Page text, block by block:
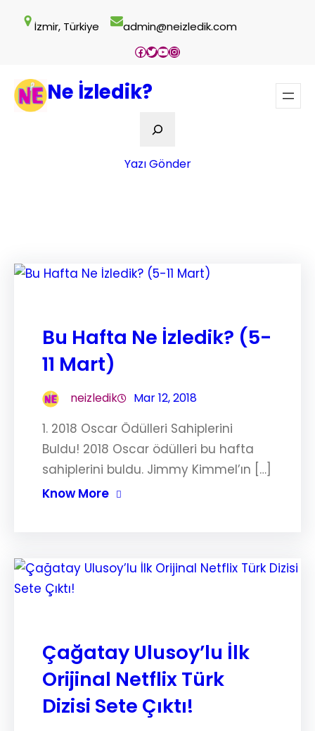
İzmir, Türkiye admin@neizledik.com
Facebook
Twitter
YouTube
Instagram
Ne İzledik?
Ara
Yazı Gönder
Bu Hafta Ne İzledik? (5-
11 Mart)
neizledik Mar 12, 2018
1. 2018 Oscar Ödülleri Sahiplerini
Buldu! 2018 Oscar ödülleri bu hafta
sahiplerini buldu. Jimmy Kimmel’ın […]
Know More
Çağatay Ulusoy’lu İlk
Orijinal Netflix Türk
Dizisi Sete Çıktı!